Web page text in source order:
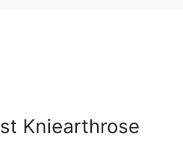
Kniearthrose